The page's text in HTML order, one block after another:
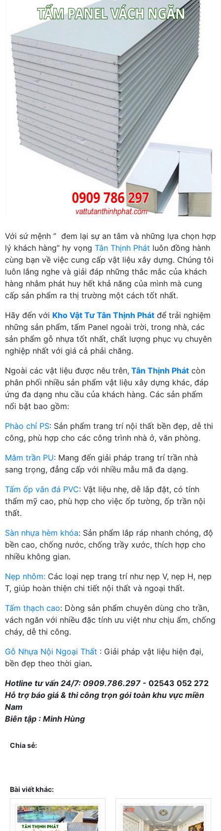
Với sứ mệnh ” đem lại sự an tâm và những lựa chọn hợp
lý khách hàng” hy vọng Tân Thịnh Phát luôn đồng hành
cùng bạn về việc cung cấp vật liệu xây dựng. Chúng tôi
luôn lắng nghe và giải đáp những thắc mắc của khách
hàng nhằm phát huy hết khả năng của mình mà cung
cấp sản phẩm ra thị trường một cách tốt nhất.
Hãy đến với Kho Vật Tư Tân Thịnh Phát để trải nghiệm
những sản phẩm, tấm Panel ngoài trời, trong nhà, các
sản phẩm gỗ nhựa tốt nhất, chất lượng phục vụ chuyên
nghiệp nhất với giá cả phải chăng.
Ngoài các vật liệu được nêu trên, Tân Thịnh Phát còn
phân phối nhiều sản phẩm vật liệu xây dựng khác, đáp
ứng đa dạng nhu cầu của khách hàng. Các sản phẩm
nổi bật bao gồm:
Phào chỉ PS: Sản phẩm trang trí nội thất bền đẹp, dễ thi
công, phù hợp cho các công trình nhà ở, văn phòng.
Mâm trần PU: Mang đến giải pháp trang trí trần nhà
sang trọng, đẳng cấp với nhiều mẫu mã đa dạng.
Tấm ốp vân đá PVC: Vật liệu nhẹ, dễ lắp đặt, có tính
thẩm mỹ cao, phù hợp cho việc ốp tường, ốp trần nội
thất.
Sàn nhựa hèm khóa: Sản phẩm lắp ráp nhanh chóng, độ
bền cao, chống nước, chống trầy xước, thích hợp cho
nhiều không gian.
Nẹp nhôm: Các loại nẹp trang trí như nẹp V, nẹp H, nẹp
T, giúp hoàn thiện chi tiết nội thất và ngoại thất.
Tấm thạch cao: Dòng sản phẩm chuyên dùng cho trần,
vách ngăn với nhiều đặc tính ưu việt như chịu ẩm, chống
cháy, dễ thi công.
Gỗ Nhựa Nội Ngoại Thất : Giải pháp vật liệu hiện đại,
bền đẹp theo thời gian.
Hotline tư vấn 24/7: 0909.786.297 - 02543 052 272
Hỗ trợ báo giá & thi công trọn gói toàn khu vực miền
Nam
Biên tập : Minh Hùng
Chia sẻ:
Bài viết khác: